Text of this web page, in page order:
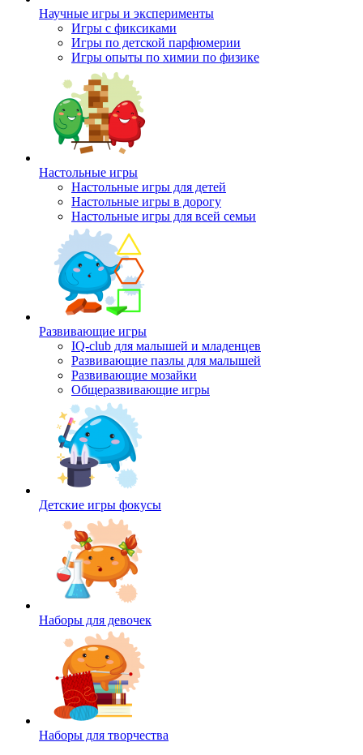
Научные игры и эксперименты
Игры с фиксиками
Игры по детской парфюмерии
Игры опыты по химии по физике
Настольные игры
Настольные игры для детей
Настольные игры в дорогу
Настольные игры для всей семьи
Развивающие игры
IQ-club для малышей и младенцев
Развивающие пазлы для малышей
Развивающие мозайки
Общеразвивающие игры
Детские игры фокусы
Наборы для девочек
Наборы для творчества